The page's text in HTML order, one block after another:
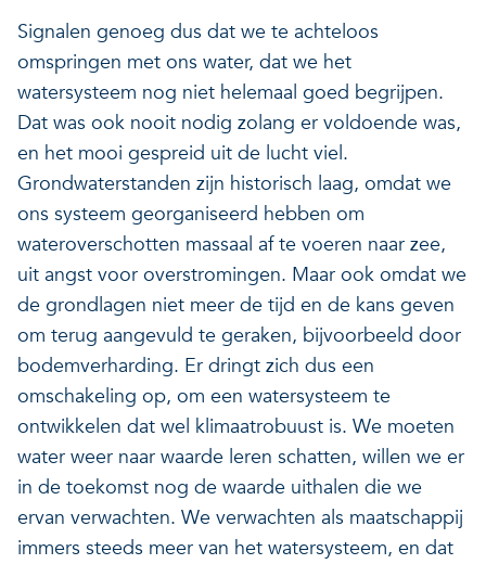
Signalen genoeg dus dat we te achteloos
omspringen met ons water, dat we het
watersysteem nog niet helemaal goed begrijpen.
Dat was ook nooit nodig zolang er voldoende was,
en het mooi gespreid uit de lucht viel.
Grondwaterstanden zijn historisch laag, omdat we
ons systeem georganiseerd hebben om
wateroverschotten massaal af te voeren naar zee,
uit angst voor overstromingen. Maar ook omdat we
de grondlagen niet meer de tijd en de kans geven
om terug aangevuld te geraken, bijvoorbeeld door
bodemverharding. Er dringt zich dus een
omschakeling op, om een watersysteem te
ontwikkelen dat wel klimaatrobuust is. We moeten
water weer naar waarde leren schatten, willen we er
in de toekomst nog de waarde uithalen die we
ervan verwachten. We verwachten als maatschappij
immers steeds meer van het watersysteem, en dat